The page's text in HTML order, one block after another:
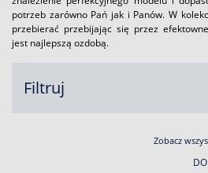
potrzeb zarówno Pań jak i Panów. W
przebierać przebijając się przez
jest najlepszą ozdobą.
Filtruj
Zobacz